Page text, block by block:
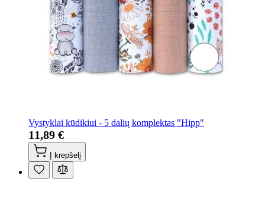
Vystyklai kūdikiui - 5 dalių komplektas "Hipp"
11,89 €
Į krepšelį